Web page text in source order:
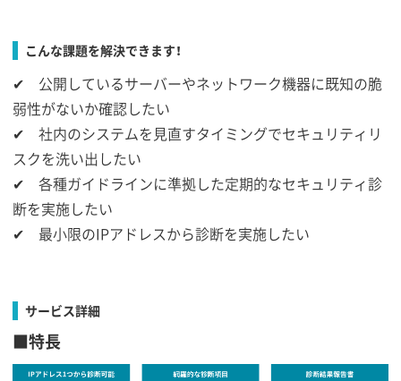
こんな課題を解決できます！
✔︎ 公開しているサーバーやネットワーク機器に既知の脆
弱性がないか確認したい
✔︎ 社内のシステムを見直すタイミングでセキュリティリ
スクを洗い出したい
✔︎ 各種ガイドラインに準拠した定期的なセキュリティ診
断を実施したい
✔︎ 最小限のIPアドレスから診断を実施したい
サービス詳細
■特長